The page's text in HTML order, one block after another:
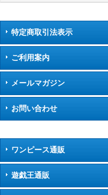
特定商取引法表示
ご利用案内
メールマガジン
お問い合わせ
ワンピース通販
遊戯王通販